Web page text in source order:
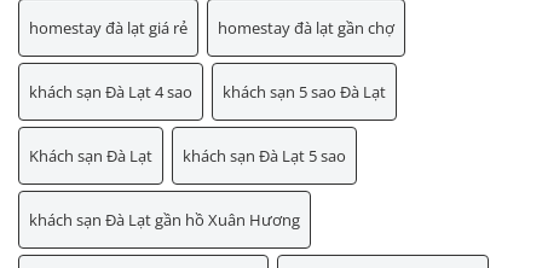
homestay đà lạt giá rẻ homestay đà lạt gần chợ
khách sạn Đà Lạt 4 sao khách sạn 5 sao Đà Lạt
Khách sạn Đà Lạt khách sạn Đà Lạt 5 sao
khách sạn Đà Lạt gần hồ Xuân Hương